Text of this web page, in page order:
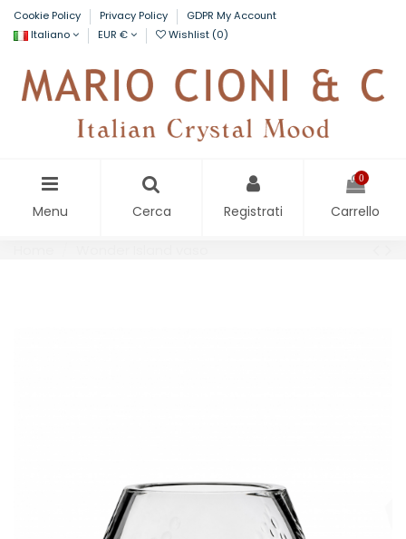
Cookie Policy Privacy Policy
GDPR My Account
Italiano
EUR € Wishlist (0)
Menu Cerca Registrati
0
Carrello